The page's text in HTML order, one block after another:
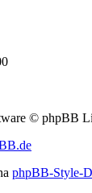
© phpBB
phpBB-Style-